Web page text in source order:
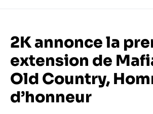
2K annonce la
extension de
Old Country,
d’honneur